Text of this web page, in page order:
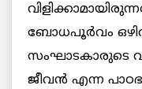
ബോധപൂര്‍വം
സംഘാടകാരുടെ
ജീവന്‍ എന്ന